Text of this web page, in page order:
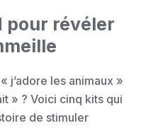
pour révéler
j’adore les animaux »
» ? Voici cinq kits qui
de stimuler